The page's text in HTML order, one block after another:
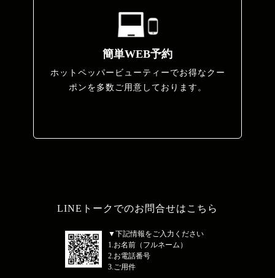
簡単WEB予約
ホットペッパービューティーでお得なクー
ポンを多数ご用意しております。
LINEトークでのお問合せはこちら
▼下記情報をご入力ください
1.お名前（フルネーム）
2.お電話番号
3.ご用件